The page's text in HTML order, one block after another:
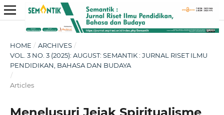
HOME / ARCHIVES /
VOL. 3 NO. 3 (2025): AUGUST: SEMANTIK : JURNAL RISET ILMU
PENDIDIKAN, BAHASA DAN BUDAYA
/
Articles